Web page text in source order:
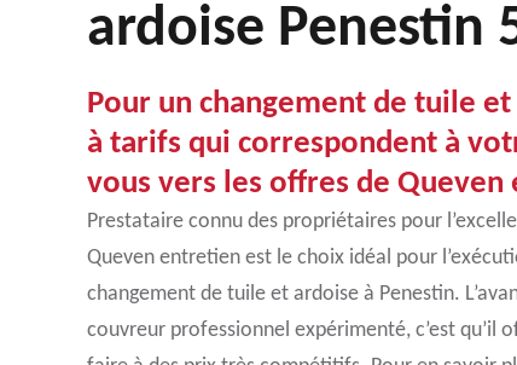
ardoise Penestin
Pour un changement de tuile
à tarifs qui correspondent à
vous vers les offres de
Prestataire connu des propriétaires pour
Queven entretien est le choix idéal pour
changement de tuile et ardoise à Penestin.
couvreur professionnel expérimenté, c’est qu’il